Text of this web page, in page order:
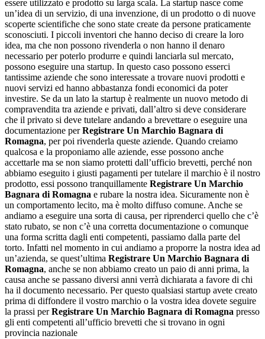
essere utilizzato e prodotto su larga scala. La startup nasce come
un’idea di un servizio, di una invenzione, di un prodotto o di nuove
scoperte scientifiche che sono state create da persone praticamente
sconosciuti. I piccoli inventori che hanno deciso di creare la loro
idea, ma che non possono rivenderla o non hanno il denaro
necessario per poterlo produrre e quindi lanciarla sul mercato,
possono eseguire una startup. In questo caso possono esserci
tantissime aziende che sono interessate a trovare nuovi prodotti e
nuovi servizi ed hanno abbastanza fondi economici da poter
investire. Se da un lato la startup è realmente un nuovo metodo di
compravendita tra aziende e privati, dall’altro si deve considerare
che il privato si deve tutelare andando a brevettare o eseguire una
documentazione perRegistrare Un Marchio Bagnara di
Romagna, per poi rivenderla queste aziende. Quando creiamo
qualcosa e la proponiamo alle aziende, esse possono anche
accettarle ma se non siamo protetti dall’ufficio brevetti, perché non
abbiamo eseguito i giusti pagamenti per tutelare il marchio è il nostro
prodotto, essi possono tranquillamente Registrare Un Marchio
Bagnara di Romagna e rubare la nostra idea. Sicuramente non è
un comportamento lecito, ma è molto diffuso comune. Anche se
andiamo a eseguire una sorta di causa, per riprenderci quello che c’è
stato rubato, se non c’è una corretta documentazione o comunque
una forma scritta dagli enti competenti, passiamo dalla parte del
torto. Infatti nel momento in cui andiamo a proporre la nostra idea ad
un’azienda, se quest’ultima Registrare Un Marchio Bagnara di
Romagna, anche se non abbiamo creato un paio di anni prima, la
causa anche se passano diversi anni verrà dichiarata a favore di chi
ha il documento necessario. Per questo qualsiasi startup avete creato
prima di diffondere il vostro marchio o la vostra idea dovete seguire
la prassi perRegistrare Un Marchio Bagnara di Romagna presso
gli enti competenti all’ufficio brevetti che si trovano in ogni
provincia nazionale